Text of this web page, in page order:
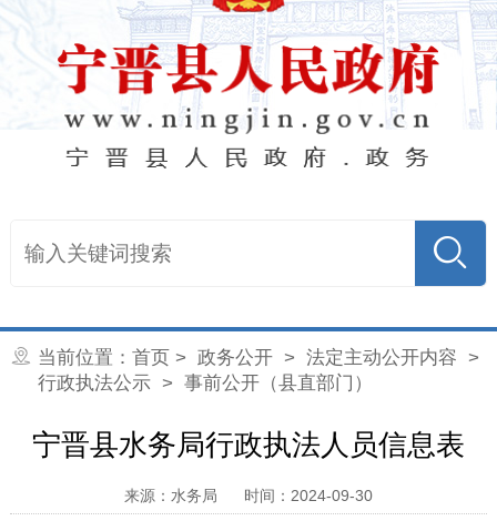
当前位置： 首页 > 政务公开> 法定主动公开内容 >
行政执法公示> 事前公开（县直部门）
宁晋县水务局行政执法人员信息表
来源：水务局 时间：2024-09-30